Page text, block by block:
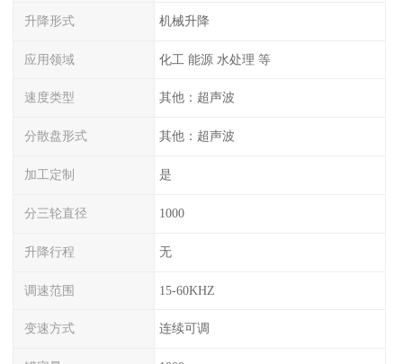
升降形式 机械升降
应用领域 化工 能源 水处理 等
速度类型 其他：超声波
分散盘形式 其他：超声波
加工定制 是
分三轮直径 1000
升降行程 无
调速范围 15-60KHZ
变速方式 连续可调